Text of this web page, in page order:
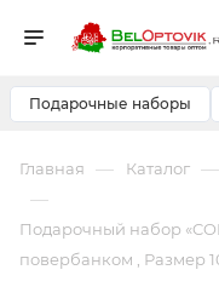
Подарочные наборы
Главная — Каталог —
—
Подарочный набор
повербанком , Размер